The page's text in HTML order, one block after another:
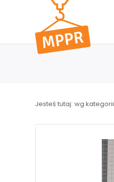
do menu
głównego
Jesteś tutaj: wg kategorii